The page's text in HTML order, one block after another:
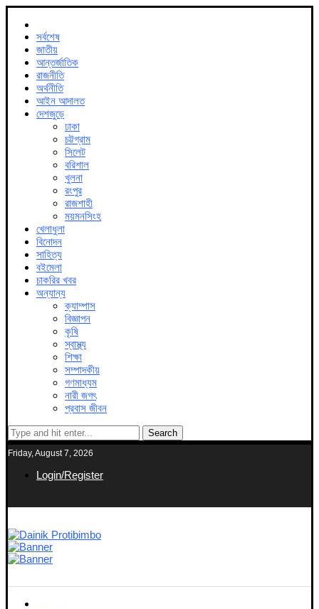
সর্বশেষ
জাতীয়
আন্তর্জাতিক
রাজনীতি
অর্থনীতি
আইন আদালত
দেশজুড়ে
ঢাকা
চট্টগ্রাম
সিলেট
বরিশাল
খুলনা
রংপুর
রাজশাহী
ময়মনসিংহ
খেলাধুলা
বিনোদন
সাহিত্য
বইমেলা
চাকরির খবর
অন্যান্য
ক্যাম্পাস
বিজ্ঞাপন
কৃষি
স্বাস্থ্য
শিক্ষা
সম্পাদকীয়
গণমাধ্যম
নারী জগৎ
প্রবাস জীবন
Search
Friday, August 7, 2026
Login/Register